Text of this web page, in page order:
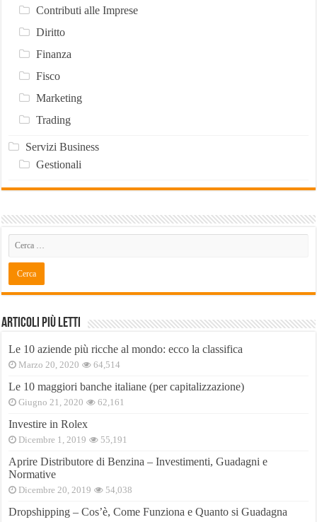
Contributi alle Imprese
Diritto
Finanza
Fisco
Marketing
Trading
Servizi Business
Gestionali
Articoli Più Letti
Le 10 aziende più ricche al mondo: ecco la classifica
Marzo 20, 2020 64,514
Le 10 maggiori banche italiane (per capitalizzazione)
Giugno 21, 2020 62,161
Investire in Rolex
Dicembre 1, 2019 55,191
Aprire Distributore di Benzina – Investimenti, Guadagni e
Normative
Dicembre 20, 2019 54,038
Dropshipping – Cos’è, Come Funziona e Quanto si Guadagna